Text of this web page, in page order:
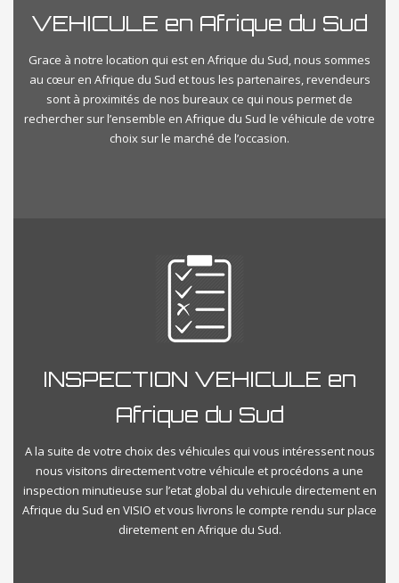
VEHICULE en Afrique du Sud
Grace à notre location qui est en Afrique du Sud, nous sommes
au cœur en Afrique du Sud et tous les partenaires, revendeurs
sont à proximités de nos bureaux ce qui nous permet de
rechercher sur l’ensemble en Afrique du Sud le véhicule de votre
choix sur le marché de l’occasion.
INSPECTION VEHICULE en
Afrique du Sud
A la suite de votre choix des véhicules qui vous intéressent nous
nous visitons directement votre véhicule et procédons a une
inspection minutieuse sur l’etat global du vehicule directement en
Afrique du Sud en VISIO et vous livrons le compte rendu sur place
diretement en Afrique du Sud.